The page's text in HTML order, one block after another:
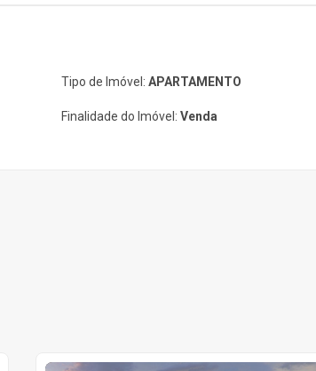
Tipo de Imóvel: APARTAMENTO
Finalidade do Imóvel: Venda